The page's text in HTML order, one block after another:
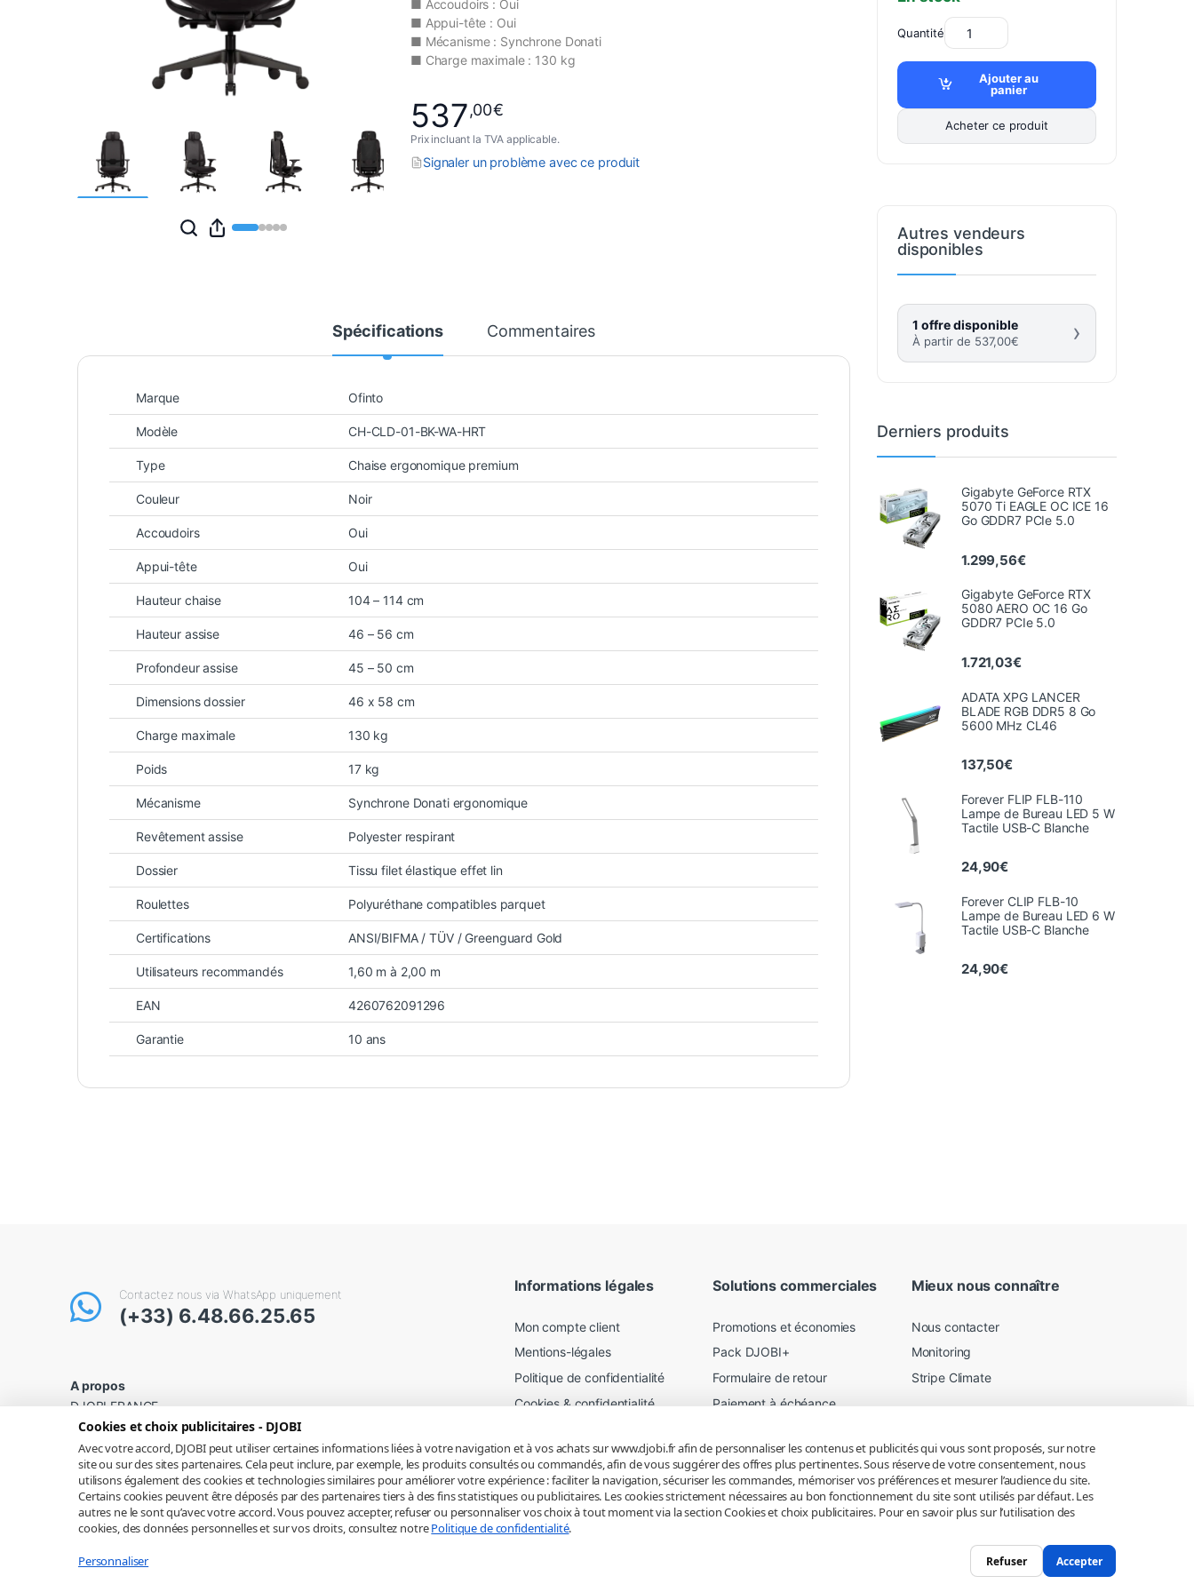
Cookies et choix publicitaires - DJOBI
Avec votre accord, DJOBI peut utiliser certaines informations liées à votre navigation et à vos achats sur www.djobi.fr afin de personnaliser les contenus et publicités qui vous sont proposés, sur notre
site ou sur des sites partenaires. Cela peut inclure, par exemple, les produits consultés ou commandés, afin de vous suggérer des offres plus pertinentes. Sous réserve de votre consentement, nous
utilisons également des cookies et technologies similaires pour améliorer votre expérience : faciliter la navigation, sécuriser les commandes, mémoriser vos préférences et mesurer l’audience du site.
Certains cookies peuvent être déposés par des partenaires tiers à des fins statistiques ou publicitaires. Les cookies strictement nécessaires au bon fonctionnement du site sont utilisés par défaut. Les
autres ne le sont qu’avec votre accord. Vous pouvez accepter, refuser ou personnaliser vos choix à tout moment via la section Cookies et choix publicitaires. Pour en savoir plus sur l’utilisation des
cookies, des données personnelles et sur vos droits, consultez notrePolitique de confidentialité.
Personnaliser Refuser Accepter
■ Accoudoirs : Oui
■ Appui-tête : Oui
■ Mécanisme : Synchrone Donati
■ Charge maximale : 130 kg
537,00€
Prix incluant la TVA applicable.
Signaler un problème avec ce produit
Spécifications Commentaires
Marque Ofinto
Modèle CH-CLD-01-BK-WA-HRT
Type Chaise ergonomique premium
Couleur Noir
Accoudoirs Oui
Appui-tête Oui
Hauteur chaise 104 – 114 cm
Hauteur assise 46 – 56 cm
Profondeur assise 45 – 50 cm
Dimensions dossier 46 x 58 cm
Charge maximale 130 kg
Poids 17 kg
Mécanisme Synchrone Donati ergonomique
Revêtement assise Polyester respirant
Dossier Tissu filet élastique effet lin
Roulettes Polyuréthane compatibles parquet
Certifications ANSI/BIFMA / TÜV / Greenguard Gold
Utilisateurs recommandés 1,60 m à 2,00 m
EAN 4260762091296
Garantie 10 ans
Quantité
Ajouter au
panier
Acheter ce produit
Autres vendeurs
disponibles
1 offre disponible
À partir de 537,00€ ›
Derniers produits
Gigabyte GeForce RTX
5070 Ti EAGLE OC ICE 16
Go GDDR7 PCIe 5.0
1.299,56€
Gigabyte GeForce RTX
5080 AERO OC 16 Go
GDDR7 PCIe 5.0
1.721,03€
ADATA XPG LANCER
BLADE RGB DDR5 8 Go
5600 MHz CL46
137,50€
Forever FLIP FLB-110
Lampe de Bureau LED 5 W
Tactile USB-C Blanche
24,90€
Forever CLIP FLB-10
Lampe de Bureau LED 6 W
Tactile USB-C Blanche
24,90€
Contactez nous via WhatsApp uniquement
(+33) 6.48.66.25.65
A propos
DJOBI FRANCE
SIRET : 882 664 444 00016
N°TVA : FR44 882 664 444
Informations légales
Mon compte client
Mentions-légales
Politique de confidentialité
Cookies & confidentialité
Conditions de livraison
Conditions générales
Solutions commerciales
Promotions et économies
Pack DJOBI+
Formulaire de retour
Paiement à échéance
Location serveur
Mieux nous connaître
Nous contacter
Monitoring
Stripe Climate